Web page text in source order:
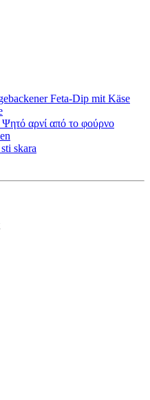
Feta-Dip mit Käse
αρνί από το φούρνο
skara